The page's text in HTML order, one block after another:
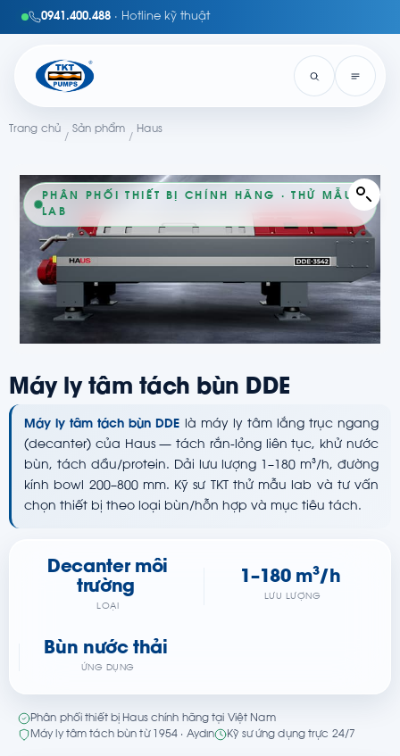
0941.400.488 · Hotline kỹ thuật
Trang chủ
/
Sản phẩm
/
Haus
PHÂN PHỐI THIẾT BỊ CHÍNH HÃNG · THỬ MẪU
LAB
Máy ly tâm tách bùn DDE
Máy ly tâm tách bùn DDE là máy ly tâm lắng trục ngang
(decanter) của Haus — tách rắn-lỏng liên tục, khử nước
bùn, tách dầu/protein. Dải lưu lượng 1–180 m³/h, đường
kính bowl 200–800 mm. Kỹ sư TKT thử mẫu lab và tư vấn
chọn thiết bị theo loại bùn/hỗn hợp và mục tiêu tách.
Decanter môi
trường
LOẠI
1–180 m³/h
LƯU LƯỢNG
Bùn nước thải
ỨNG DỤNG
Phân phối thiết bị Haus chính hãng tại Việt Nam
Máy ly tâm tách bùn từ 1954 · Aydın
Kỹ sư ứng dụng trực 24/7